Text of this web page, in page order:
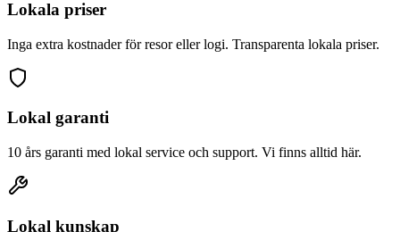
Lokala priser
Inga extra kostnader för resor eller logi. Transparenta lokala priser.
Lokal garanti
10 års garanti med lokal service och support. Vi finns alltid här.
Lokal kunskap